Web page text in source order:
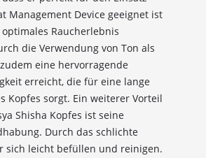
Management Device geeignet ist
Raucherlebnis
die Verwendung von Ton als
eine hervorragende
erreicht, die für eine lange
Kopfes sorgt. Ein weiterer Vorteil
Shisha Kopfes ist seine
Durch das schlichte
sich leicht befüllen und reinigen.